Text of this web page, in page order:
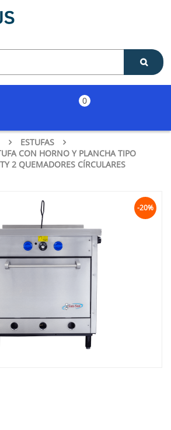
0
ESTUFAS
CON HORNO Y PLANCHA TIPO
2 QUEMADORES CÍRCULARES
-20%